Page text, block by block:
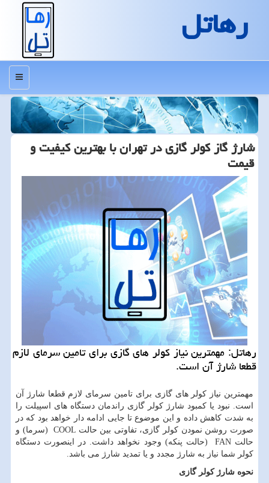
رهاتل
منو
شارژ گاز كولر گازی در تهران با بهترین كیفیت و
قیمت
رهاتل: مهمترین نیاز كولر های گازی برای تامین سرمای لازم
قطعا شارژ آن است.
مهمترین نیاز کولر های گازی برای تامین سرمای لازم قطعا شارژ آن
است. نبود یا کمبود شارژ کولر گازی راندمان دستگاه های اسپیلت را
به شدت کاهش داده و این موضوع تا جایی ادامه دار خواهد بود که در
صورت روشن نمودن کولر گازی، تفاوتی بین حالت COOL
(سرما) و
حالت FAN
(حالت پنکه) وجود نخواهد داشت. در اینصورت دستگاه
کولر شما نیاز به شارژ مجدد و یا تمدید شارژ می باشد.
نحوه شارژ کولر گازی